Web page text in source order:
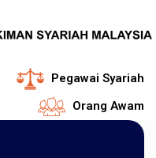
Pegawai Syariah
Orang Awam